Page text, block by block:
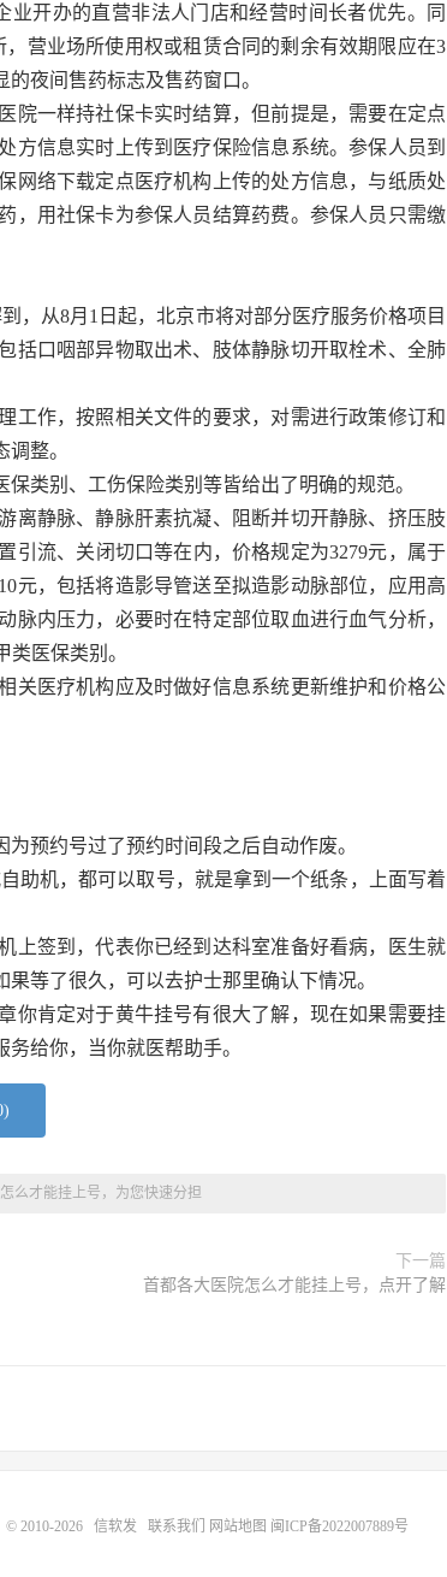
开办的直营非法人门店和经营时间长者优先。同
营业场所使用权或租赁合同的剩余有效期限应在3
夜间售药标志及售药窗口。
院一样持社保卡实时结算，但前提是，需要在定点
方信息实时上传到医疗保险信息系统。参保人员到
网络下载定点医疗机构上传的处方信息，与纸质处
，用社保卡为参保人员结算药费。参保人员只需缴
，从8月1日起，北京市将对部分医疗服务价格项目
括口咽部异物取出术、肢体静脉切开取栓术、全肺
工作，按照相关文件的要求，对需进行政策修订和
整。
类别、工伤保险类别等皆给出了明确的规范。
离静脉、静脉肝素抗凝、阻断并切开静脉、挤压肢
引流、关闭切口等在内，价格规定为3279元，属于
元，包括将造影导管送至拟造影动脉部位，应用高
内压力，必要时在特定部位取血进行血气分析，
医保类别。
关医疗机构应及时做好信息系统更新维护和价格公
预约号过了预约时间段之后自动作废。
助机，都可以取号，就是拿到一个纸条，上面写着
上签到，代表你已经到达科室准备好看病，医生就
等了很久，可以去护士那里确认下情况。
你肯定对于黄牛挂号有很大了解，现在如果需要挂
给你，当你就医帮助手。
)
么才能挂上号，为您快速分担
下一篇
首都各大医院怎么才能挂上号，点开了解
© 2010-2026 信软发 联系我们 网站地图 闽ICP备2022007889号